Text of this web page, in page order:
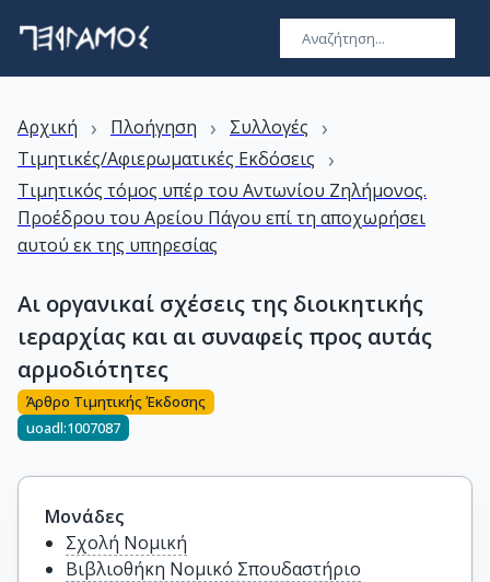
Αρχική › Πλοήγηση › Συλλογές ›
Τιμητικές/Αφιερωματικές Εκδόσεις ›
Τιμητικός τόμος υπέρ του Αντωνίου Ζηλήμονος.
Προέδρου του Αρείου Πάγου επί τη αποχωρήσει
αυτού εκ της υπηρεσίας
Αι οργανικαί σχέσεις της διοικητικής
ιεραρχίας και αι συναφείς προς αυτάς
αρμοδιότητες
Άρθρο Τιμητικής Έκδοσης
uoadl:1007087
Μονάδες
Σχολή Νομική
Βιβλιοθήκη Νομικό Σπουδαστήριο